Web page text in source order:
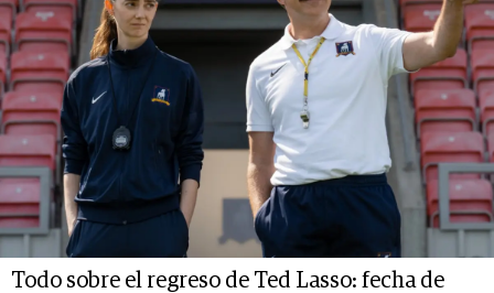
Todo sobre el regreso de Ted Lasso: fecha de